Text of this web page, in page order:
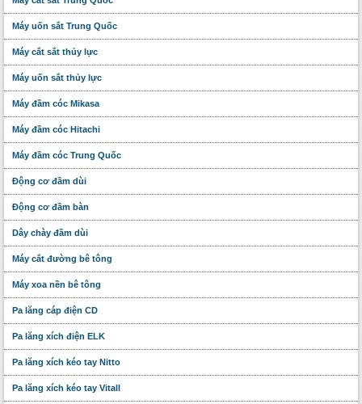
Máy uốn sắt Trung Quốc
Máy cắt sắt thủy lực
Máy uốn sắt thủy lực
Máy đầm cóc Mikasa
Máy đầm cóc Hitachi
Máy đầm cóc Trung Quốc
Động cơ đầm dùi
Động cơ đầm bàn
Dây chày đầm dùi
Máy cắt đường bê tông
Máy xoa nền bê tông
Pa lăng cáp điện CD
Pa lăng xích điện ELK
Pa lăng xích kéo tay Nitto
Pa lăng xích kéo tay Vitall